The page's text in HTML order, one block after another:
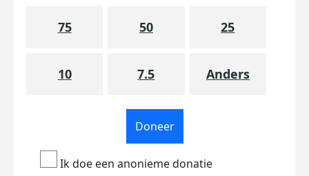
75 50 25
10 7.5 Anders
Doneer
Ik doe een anonieme donatie